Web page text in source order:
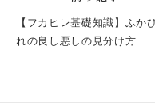
【フカヒレ基礎知識】ふか
れの良し悪しの見分け方